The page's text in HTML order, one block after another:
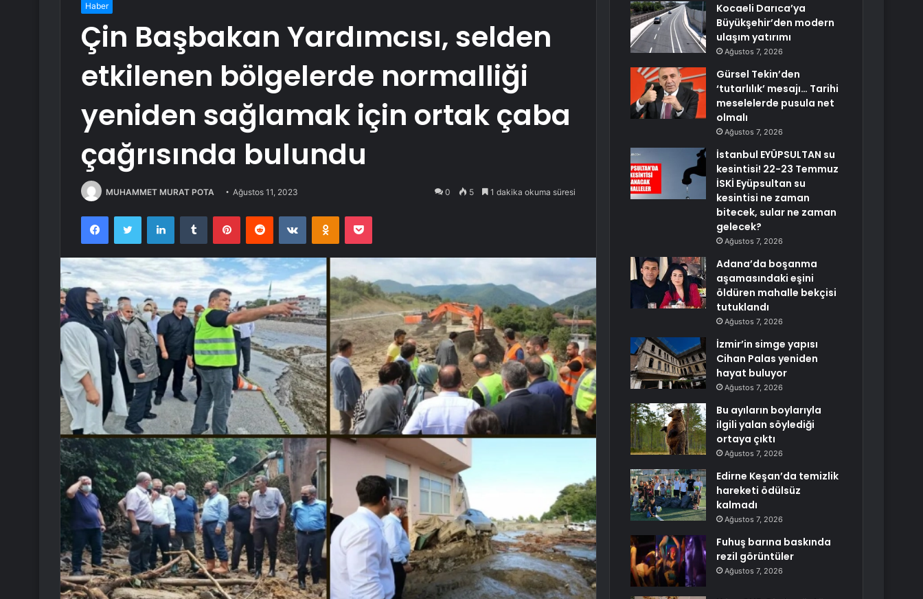
Haber
Çin Başbakan Yardımcısı, selden
etkilenen bölgelerde normalliği
yeniden sağlamak için ortak çaba
çağrısında bulundu
MUHAMMET MURAT POTA Ağustos 11, 2023 0 5 1 dakika okuma süresi
FacebookTwitter LinkedInTumblr PinterestReddit VKontakteOdnoklassniki
Pocket
Kocaeli Darıca’ya
Büyükşehir’den modern
ulaşım yatırımı
Ağustos 7, 2026
Gürsel Tekin’den
‘tutarlılık’ mesajı… Tarihi
meselelerde pusula net
olmalı
Ağustos 7, 2026
İstanbul EYÜPSULTAN su
kesintisi! 22-23 Temmuz
İSKİ Eyüpsultan su
kesintisi ne zaman
bitecek, sular ne zaman
gelecek?
Ağustos 7, 2026
Adana’da boşanma
aşamasındaki eşini
öldüren mahalle bekçisi
tutuklandı
Ağustos 7, 2026
İzmir’in simge yapısı
Cihan Palas yeniden
hayat buluyor
Ağustos 7, 2026
Bu ayıların boylarıyla
ilgili yalan söylediği
ortaya çıktı
Ağustos 7, 2026
Edirne Keşan’da temizlik
hareketi ödülsüz
kalmadı
Ağustos 7, 2026
Fuhuş barına baskında
rezil görüntüler
Ağustos 7, 2026